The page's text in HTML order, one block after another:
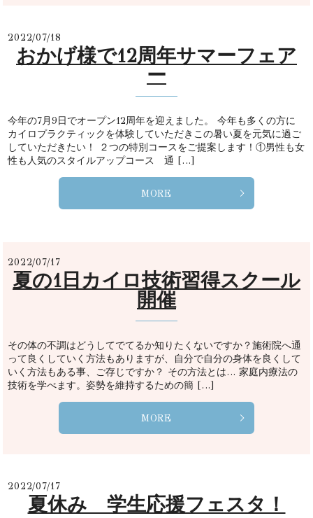
2022/07/18
おかげ様で12周年サマーフェア
ー
今年の7月9日でオープン12周年を迎えました。 今年も多くの方に
カイロプラクティックを体験していただきこの暑い夏を元気に過ご
していただきたい！ ２つの特別コースをご提案します！①男性も女
性も人気のスタイルアップコース 通 […]
MORE
2022/07/17
夏の1日カイロ技術習得スクール
開催
その体の不調はどうしてでてるか知りたくないですか？施術院へ通
って良くしていく方法もありますが、自分で自分の身体を良くして
いく方法もある事、ご存じですか？ その方法とは… 家庭内療法の
技術を学べます。姿勢を維持するための簡 […]
MORE
2022/07/17
夏休み 学生応援フェスタ！